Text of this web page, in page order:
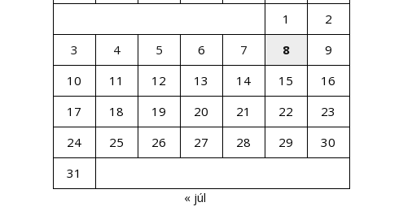
1
2
3
4 5 6 7 8
9
10
11 12 13 14 15
16
17
18 19 20 21 22
23
24
25 26 27 28 29
30
31
« júl